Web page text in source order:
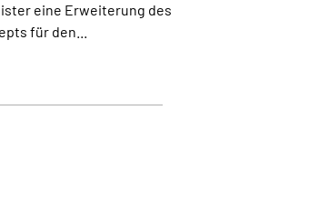
eine Erweiterung des
für den...